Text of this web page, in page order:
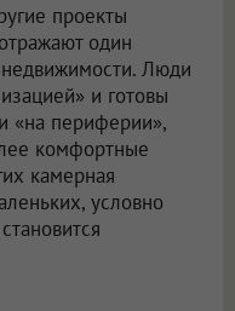
проекты
один
Люди
и готовы
«на периферии»,
комфортные
камерная
условно